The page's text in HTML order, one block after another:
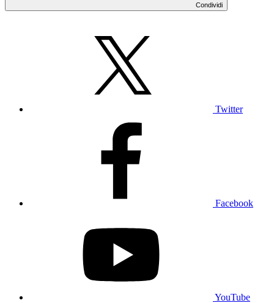
Condividi
Twitter
Facebook
YouTube